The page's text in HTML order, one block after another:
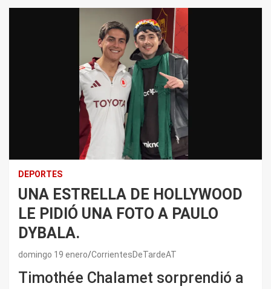
DEPORTES
UNA ESTRELLA DE HOLLYWOOD
LE PIDIÓ UNA FOTO A PAULO
DYBALA.
domingo 19 enero CorrientesDeTardeAT
Timothée Chalamet sorprendió a